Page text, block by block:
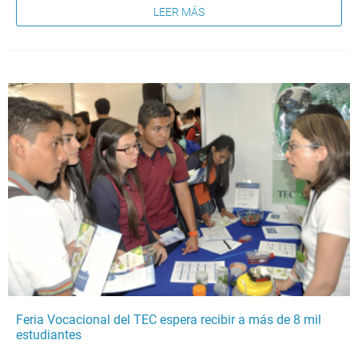
LEER MÁS
Feria Vocacional del TEC espera recibir a más de 8 mil
estudiantes